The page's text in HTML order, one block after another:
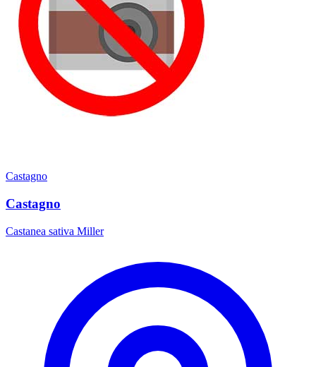
Castagno
Castagno
Castanea sativa Miller